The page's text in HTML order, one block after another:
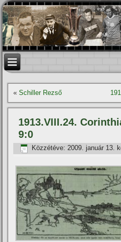
«Schiller Rezső
1913.VIII.24.
9:0
Közzétéve: 2009. január 13.